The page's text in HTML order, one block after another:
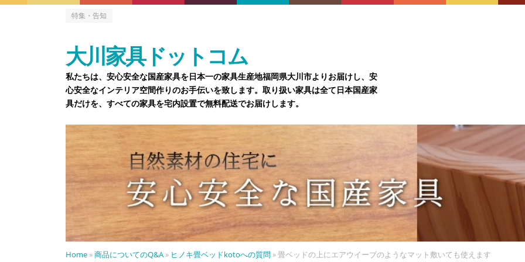
特集・告知
大川家具ドットコム
私たちは、安心安全な国産家具を日本一の家具生産地福岡県大川市よりお届けし、安
心安全なインテリア空間作りのお手伝いを致します。取り扱い家具は全て日本国産家
具だけを、すべての家具を宅内設置で無料配送でお届けします。
Home »商品についてのQ&A » ヒノキ畳ベッドkotoへの質問 »畳ベッドの上にエアウイーブのようなマット敷いても使えます